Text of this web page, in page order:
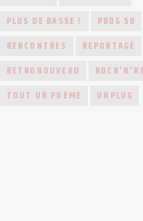
PLUS DE BASSE !
PROG 50
RENCONTRES
REPORTAGE
RETRONOUVEAU
TOUT UN POÈME
UNPLUG